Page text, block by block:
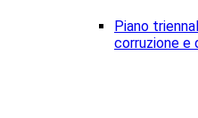
Piano
corruzione e